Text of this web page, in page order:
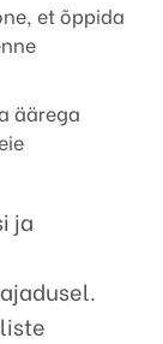
et õppida
äärega
ja